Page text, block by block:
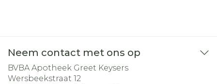
Neem contact met ons op
BVBA Apotheek Greet Keysers
Wersbeekstraat 12